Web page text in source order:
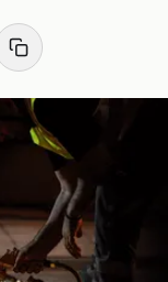
Copy link